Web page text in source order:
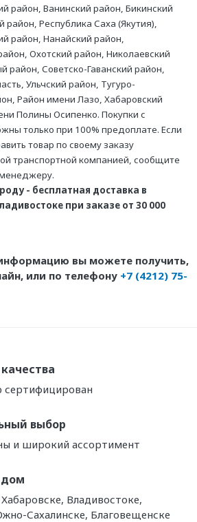
район, Ванинский район, Бикинский
район, Республика Саха (Якутия),
район, Нанайский район,
Охотский район, Николаевский
район, Советско-Гаванский район,
Ульчский район, Тугуро-
Район имени Лазо, Хабаровский
Полины Осипенко. Покупки с
только при 100% предоплате. Если
товар по своему заказу
транспортной компанией, сообщите
- бесплатная доставка в
при заказе от 30 000
вы можете получить,
или по телефону +7 (4212) 75-
сертифицирован
выбор
и широкий ассортимент
Владивостоке,
Сахалинске, Благовещенске